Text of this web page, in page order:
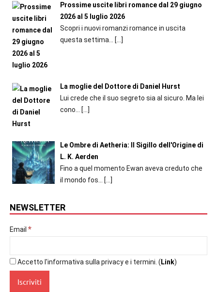
Prossime uscite libri romance dal 29 giugno
2026 al 5 luglio 2026
Scopri i nuovi romanzi romance in uscita
questa settima...
[…]
La moglie del Dottore di Daniel Hurst
Lui crede che il suo segreto sia al sicuro. Ma lei
cono... […]
Le Ombre di Aetheria: Il Sigillo dell'Origine di
L. K. Aerden
Fino a quel momento Ewan aveva creduto che
il mondo fos...
[…]
NEWSLETTER
Email *
Accetto l'informativa sulla privacy e i termini. ( Link)